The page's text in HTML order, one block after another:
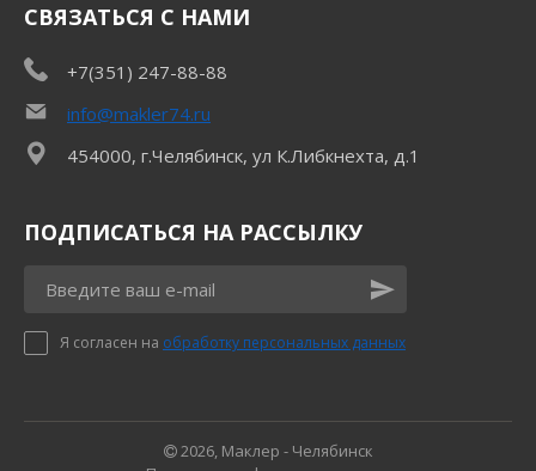
СВЯЗАТЬСЯ С НАМИ
+7(351) 247-88-88
info@makler74.ru
454000, г.Челябинск, ул К.Либкнехта, д.1
ПОДПИСАТЬСЯ НА РАССЫЛКУ
Я согласен на обработку персональных данных
2026, Маклер - Челябинск